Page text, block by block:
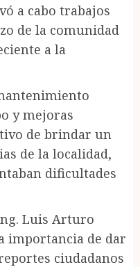
a cabo trabajos
de la comunidad
a la
y mejoras
de brindar un
de la localidad,
dificultades
Luis Arturo
importancia de dar
ciudadanos